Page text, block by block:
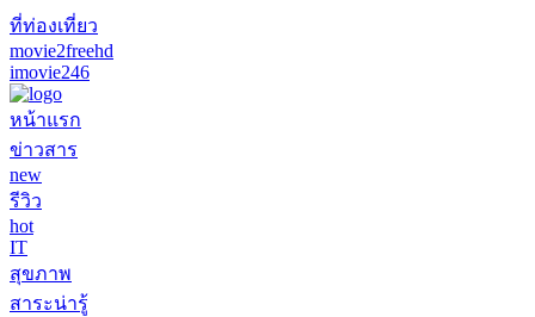
ที่ท่องเที่ยว
movie2freehd
imovie246
หน้าแรก
ข่าวสาร
new
รีวิว
hot
IT
สุขภาพ
สาระน่ารู้